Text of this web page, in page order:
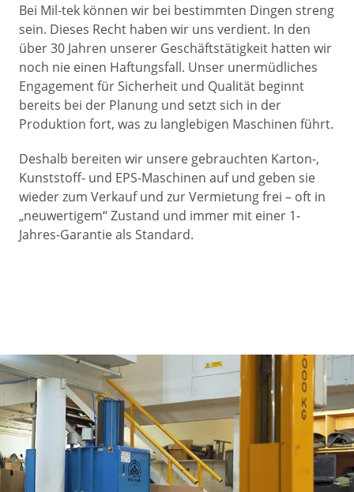
Bei Mil-tek können wir bei bestimmten Dingen streng
sein. Dieses Recht haben wir uns verdient. In den
über 30 Jahren unserer Geschäftstätigkeit hatten wir
noch nie einen Haftungsfall. Unser unermüdliches
Engagement für Sicherheit und Qualität beginnt
bereits bei der Planung und setzt sich in der
Produktion fort, was zu langlebigen Maschinen führt.
Deshalb bereiten wir unsere gebrauchten Karton-,
Kunststoff- und EPS-Maschinen auf und geben sie
wieder zum Verkauf und zur Vermietung frei – oft in
„neuwertigem“ Zustand und immer mit einer 1-
Jahres-Garantie als Standard.